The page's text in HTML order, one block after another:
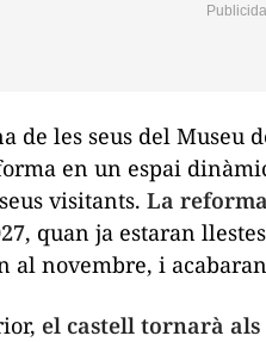
de les seus del Museu
en un espai
visitants. La
, quan ja estaran
al novembre, i
el castell tornarà als